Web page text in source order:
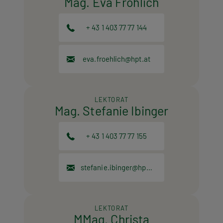
+ 43 1 403 77 77 144
eva.froehlich@hpt.at
LEKTORAT
Mag. Stefanie Ibinger
+ 43 1 403 77 77 155
stefanie.ibinger@hpt.at
LEKTORAT
MMag. Christa